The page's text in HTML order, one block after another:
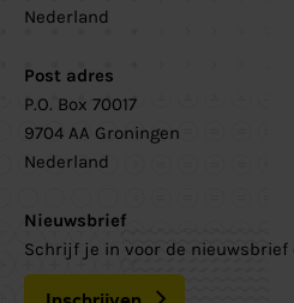
Nederland
Post adres
P.O. Box 70017
9704 AA Groningen
Nederland
Nieuwsbrief
Schrijf je in voor de